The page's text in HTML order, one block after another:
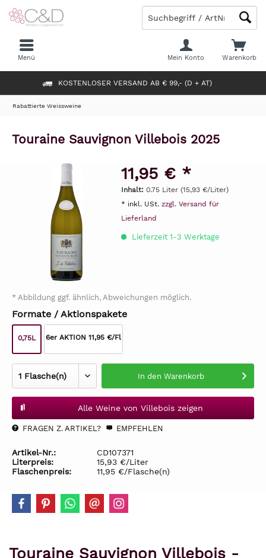
KOSTENLOSER VERSAND AB € 99,- (D + AT)
Warenkorb
Mein Konto
Menü
Rabattierte Weissweine
Touraine Sauvignon Villebois 2025
11,95 € *
Inhalt: 0.75 Liter (15,93 €/Liter)
* inkl. USt. zzgl. Versand für
Lieferland
Lieferzeit 1-3 Werktage
* Abbildung ggf. ähnlich, Abweichungen möglich.
Formate / Aktionspakete
0,75L 6er AKTION 11,95 €/Fl
In den Warenkorb
Alle Weine von Villebois zeigen
FRAGEN Z. ARTIKEL? EMPFEHLEN
Artikel-Nr.:
CD107371
Literpreis:
15,93 €/Liter
Flaschenpreis:
11,95 €/Flasche(n)
Touraine Sauvignon Villebois -